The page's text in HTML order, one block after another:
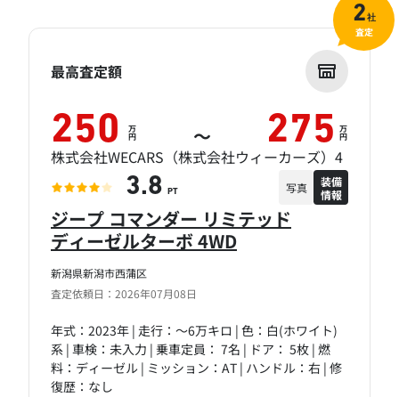
新潟県新潟市西蒲区
査定依頼日：2026年07月08日
ジープ コマンダー リミテッド
ディーゼルターボ 4WD
年式：2023年 | 走行：～6万キロ | 色：白(ホワイト)
系 | 車検：未入力 | 乗車定員： 7名 | ドア： 5枚 | 燃
料：ディーゼル | ミッション：AT | ハンドル：右 | 修
復歴：なし
最高査定額
250 万
円 ～ 275 万
円
株式会社WECARS（株式会社ウィーカーズ）4
3.8 PT 写真
装備
情報
2社
査定